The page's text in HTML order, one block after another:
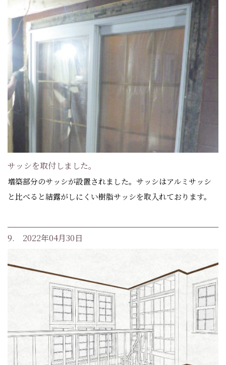
サッシを取付しました。
増築部分のサッシが設置されました。サッシはアルミサッシ
と比べると結露がしにくい樹脂サッシを取入れております。
9. 2022年04月30日